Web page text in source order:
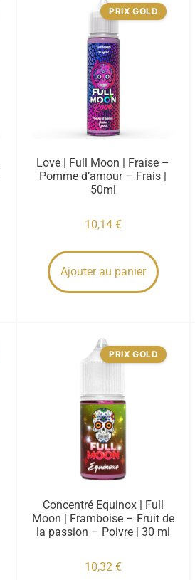
PRIX GOLD
Love | Full Moon | Fraise –
Pomme d’amour – Frais |
50ml
10,14 €
Ajouter au panier
PRIX GOLD
Concentré Equinox | Full
Moon | Framboise – Fruit de
la passion – Poivre | 30 ml
10,32 €